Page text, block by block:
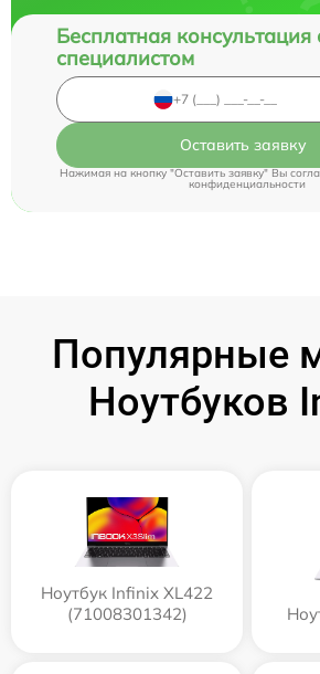
Бесплатная консультация
специалистом
Оставить заявку
Нажимая на кнопку "Оставить заявку" Вы
конфиденциальности
Популярные
Ноутбуков
Ноутбук Infinix XL422
(71008301342)